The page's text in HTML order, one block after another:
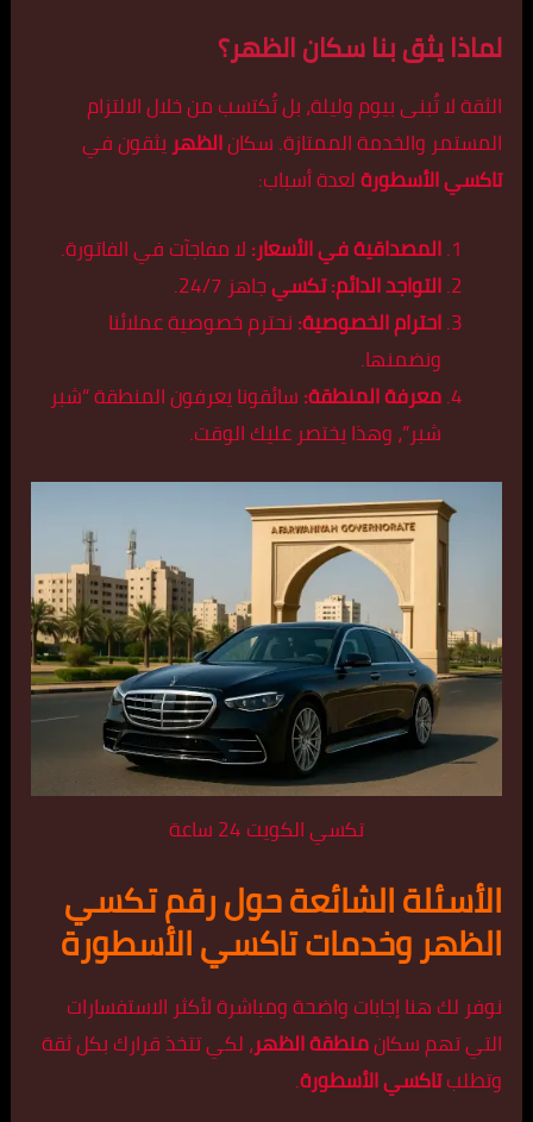
لماذا يثق بنا سكان الظهر؟
الثقة لا تُبنى بيوم وليلة، بل تُكتسب من خلال الالتزام
المستمر والخدمة الممتازة. سكانالظهريثقون في
تاكسي الأسطورةلعدة أسباب:
المصداقية في الأسعار:لا مفاجآت في الفاتورة.
التواجد الدائم:تكسيجاهز 24/7.
احترام الخصوصية:نحترم خصوصية عملائنا
ونضمنها.
معرفة المنطقة:سائقونا يعرفون المنطقة “شبر
شبر”، وهذا يختصر عليك الوقت.
تكسي الكويت 24 ساعة
الأسئلة الشائعة حول رقم تكسي
الظهر وخدمات تاكسي الأسطورة
نوفر لك هنا إجابات واضحة ومباشرة لأكثر الاستفسارات
التي تهم سكانمنطقة الظهر، لكي تتخذ قرارك بكل ثقة
وتطلبتاكسي الأسطورة.